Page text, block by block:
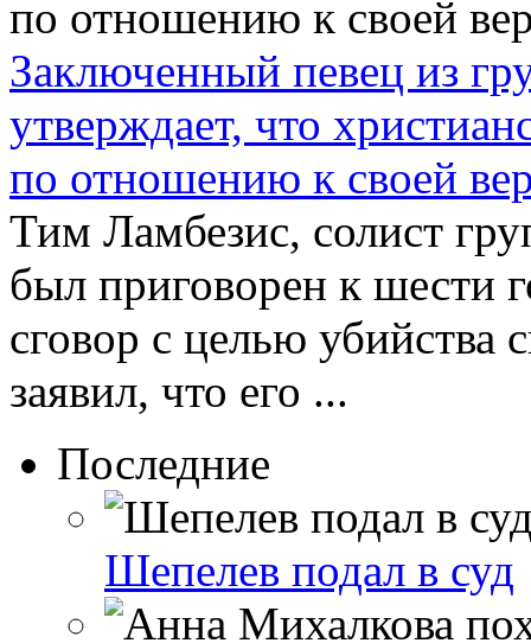
Заключенный певец из
утверждает, что
по отношению к своей
Тим Ламбезис, солист
был приговорен к шести
сговор с целью
заявил, что его ...
Последние
Шепелев подал в суд